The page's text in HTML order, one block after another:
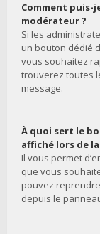
Comment puis-
modérateur ?
Si les
un bouton dédié
vous souhaitez
trouverez toutes
message.
À quoi sert le
affiché lors de
Il vous permet
que vous
pouvez
depuis le